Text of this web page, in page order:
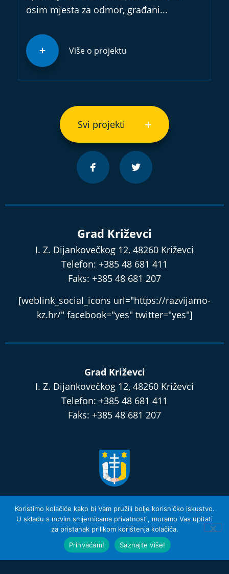
osim mjesta za odmor, građani...
Više o projektu
Svi projekti
Grad Križevci
I. Z. Dijankovečkog 12, 48260 Križevci
Telefon: +385 48 681 411
Faks: +385 48 681 207
[weblink_social_icons url="https://razvijamo-
kz.hr/" facebook="yes" twitter="yes"]
Grad Križevci
I. Z. Dijankovečkog 12, 48260 Križevci
Telefon: +385 48 681 411
Faks: +385 48 681 207
razvijamo.krizevci.hr
Izjava o privatnosti i Uvjeti Korištenja
© 2026 Grad Križevci
Koristimo kolačiće kako bi Vam pružili bolje korisničko iskustvo.
U skladu s novim smjernicama privatnosti, moramo Vas upitati
za pristanak prilikom korištenja kolačića.
Prihvaćam!
Saznajte više!